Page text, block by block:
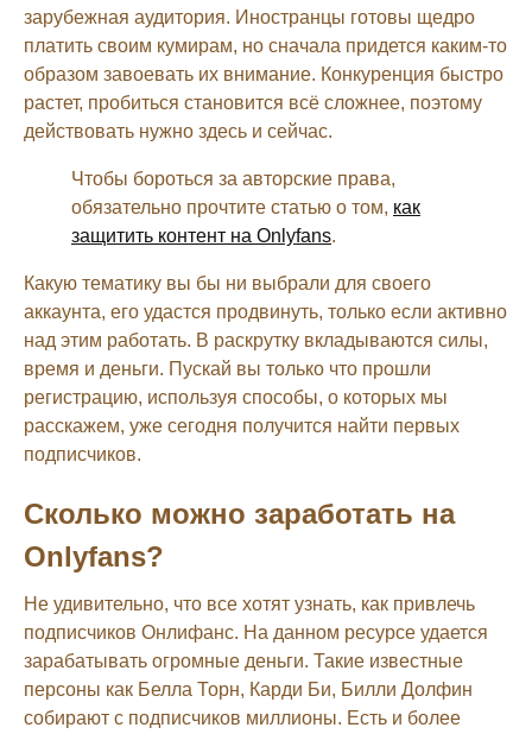
зарубежная аудитория. Иностранцы готовы щедро
платить своим кумирам, но сначала придется каким-то
образом завоевать их внимание. Конкуренция быстро
растет, пробиться становится всё сложнее, поэтому
действовать нужно здесь и сейчас.
Чтобы бороться за авторские права,
обязательно прочтите статью о том, как
защитить контент на Onlyfans.
Какую тематику вы бы ни выбрали для своего
аккаунта, его удастся продвинуть, только если активно
над этим работать. В раскрутку вкладываются силы,
время и деньги. Пускай вы только что прошли
регистрацию, используя способы, о которых мы
расскажем, уже сегодня получится найти первых
подписчиков.
Сколько можно заработать на
Onlyfans?
Не удивительно, что все хотят узнать, как привлечь
подписчиков Онлифанс. На данном ресурсе удается
зарабатывать огромные деньги. Такие известные
персоны как Белла Торн, Карди Би, Билли Долфин
собирают с подписчиков миллионы. Есть и более